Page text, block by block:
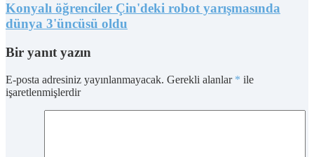
Konyalı öğrenciler Çin'deki robot yarışmasında
dünya 3'üncüsü oldu
Bir yanıt yazın
E-posta adresiniz yayınlanmayacak. Gerekli alanlar * ile
işaretlenmişlerdir